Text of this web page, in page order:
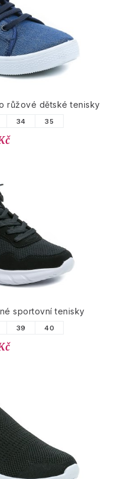
růžové dětské tenisky
34 35
sportovní tenisky
39 40